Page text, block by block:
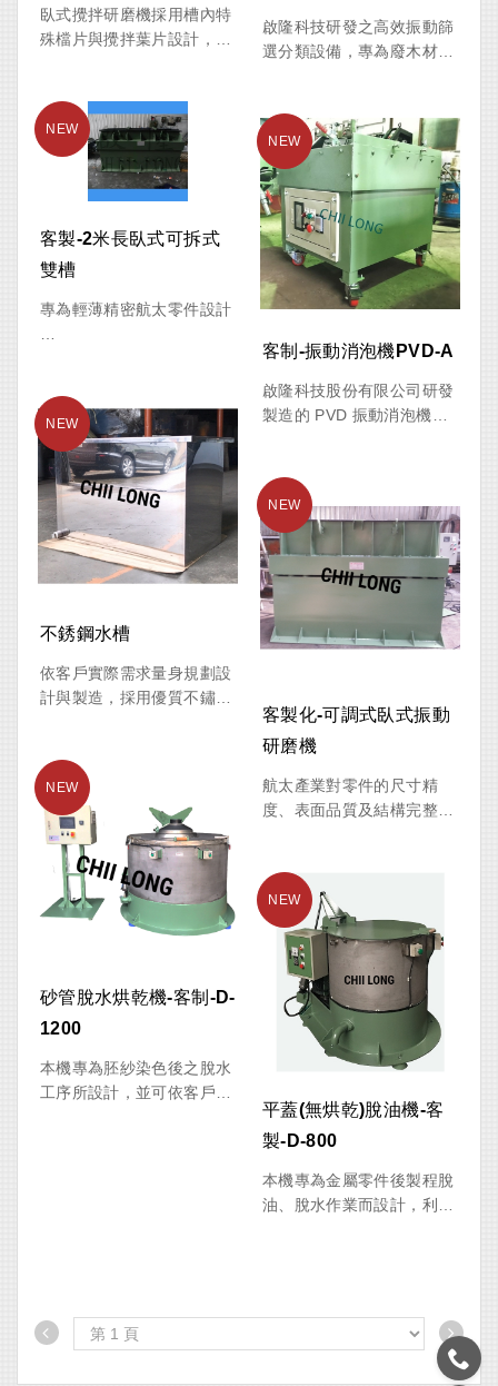
淨效果，大幅提升餐飲衛生
品質與營運效率。
現代循環經濟與環保回收需
求。
啟隆科技研發之高效振動篩
選分類設備，專為廢木材、
高頻振動技術，可快速將混
合物料依粒徑大小進行精準
分級，有效提升回收效率與
資源再利用價值。
設備可依不同物料特性搭配
單層、多層篩網設計，實現
粗、中、細料同步分類，大
於木材回收廠、建築廢棄物
物處理中心及循環經濟產
業。
臥式攪拌研磨機採用槽內特
殊檔片與攪拌葉片設計，透
粒爐渣、爐石及各類原料進
行粉碎、細化與均勻混合。
設備運轉時，原料與研磨介
及摩擦，有效提升粉碎效
率，適用於各類高硬度、易
結塊或需細粉化處理之材
料。廣泛應用於礦產加工、
客製-2米長臥式可拆式
雙槽
專為輕薄精密航太零件設計
及結構完整性要求極為嚴
格。尤其是薄壁鋁合金零
件、鈦合金結構件、渦輪葉
片、航電零組件及特殊精密
加工件，在表面處理過程中
容易因碰撞、振動或應力集
中而產生變形。
臥式振動研磨機，採用單向
可調式槽體及可拆式治具設
計，特別適合航太產業高精
客制-振動消泡機PVD-A
啟隆科技股份有限公司研發
製造的 PVD 振動消泡機，
備利用高頻振動技術，有效
破壞液面泡沫結構，快速排
除液體中的氣泡與殘留空
氣，使液體迅速恢復穩定狀
態，降低泡沫對製程及產品
品質所造成的影響。
鍍膜液、樹脂及各類高黏度
液體製程，可有效提升產品
均勻性、減少不良率，確保
生產品質一致。
不銹鋼水槽
依客戶實際需求量身規劃設
計與製造，採用優質不鏽鋼
計簡潔大方，兼顧實用性與
美觀性，可廣泛應用於食品
加工、餐飲設備、電子科
技、化工製程及各類工業生
產環境，滿足不同產業的使
用需求。
客製化-可調式臥式振動
研磨機
航太產業對零件的尺寸精
度、表面品質及結構完整性
件、渦輪葉片、航電外殼及
精密機械零件等，皆屬於高
價值且容易因加工碰撞而產
生變形的特殊工件。
砂管脫水烘乾機-客制-D-
1200
本機專為胚紗染色後之脫水
工序所設計，並可依客戶實
可輕鬆設定運轉參數；搭載
平蓋(無烘乾)脫油機-客
製-D-800
本機專為金屬零件後製程脫
油、脫水作業而設計，利用